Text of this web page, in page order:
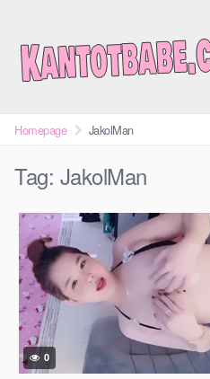
content
Homepage JakolMan
Tag: JakolMan
0